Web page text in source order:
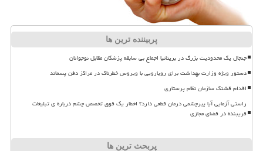
پربیننده ترین ها
جنجال یک محدودیت بزرگ در بریتانیا اجماع بی سابقه پزشکان مقابل نوجوانان
دستور ویژه وزارت بهداشت برای رویارویی با ویروس خطرناک در مراکز دفن پسماند
اقدام قشنگ سازمان نظام پرستاری
راستی آزمایی آیا پیرچشمی درمان قطعی دارد؟ اخطار یک فوق تخصص چشم درباره ی تبلیغات
فریبنده در فضای مجازی
پربحث ترین ها